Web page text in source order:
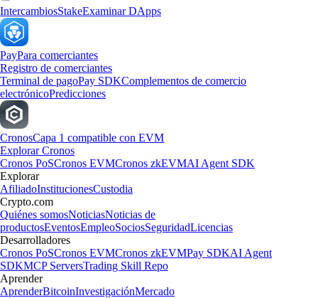
IntercambiosStakeExaminar DApps
PayPara comerciantes
Registro de comerciantes
Terminal de pagoPay SDKComplementos de comercio
electrónicoPredicciones
CronosCapa 1 compatible con EVM
Explorar Cronos
Cronos PoSCronos EVMCronos zkEVMAI Agent SDK
Explorar
AfiliadoInstitucionesCustodia
Crypto.com
Quiénes somosNoticiasNoticias de
productosEventosEmpleoSociosSeguridadLicencias
Desarrolladores
Cronos PoSCronos EVMCronos zkEVMPay SDKAI Agent
SDKMCP ServersTrading Skill Repo
Aprender
AprenderBitcoinInvestigaciónMercado